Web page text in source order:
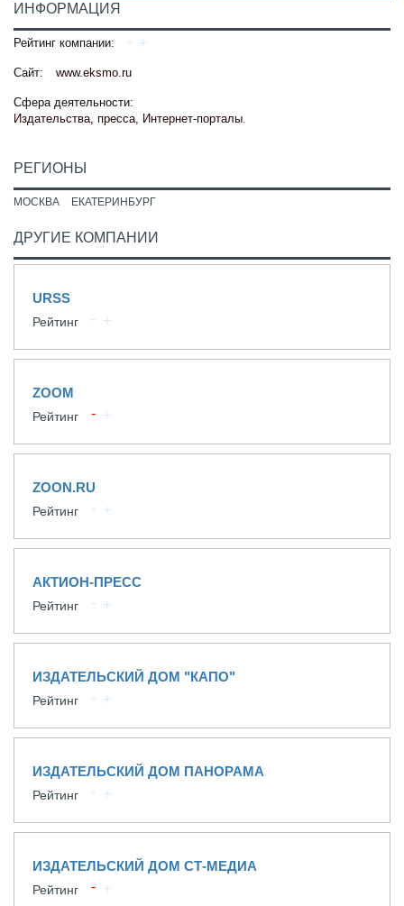
ИНФОРМАЦИЯ
Рейтинг компании:
Сайт: www.eksmo.ru
Сфера деятельности:
Издательства, пресса, Интернет-порталы.
РЕГИОНЫ
МОСКВА ЕКАТЕРИНБУРГ
ДРУГИЕ КОМПАНИИ
URSS
Рейтинг
ZOOM
Рейтинг
ZOON.RU
Рейтинг
АКТИОН-ПРЕСС
Рейтинг
ИЗДАТЕЛЬСКИЙ ДОМ "КАПО"
Рейтинг
ИЗДАТЕЛЬСКИЙ ДОМ ПАНОРАМА
Рейтинг
ИЗДАТЕЛЬСКИЙ ДОМ СТ-МЕДИА
Рейтинг